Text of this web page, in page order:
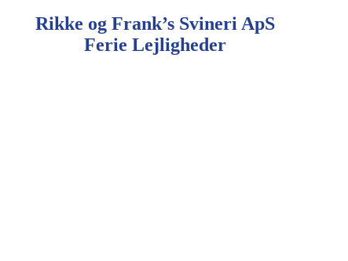
Rikke og Frank’s Svineri ApS
Ferie Lejligheder